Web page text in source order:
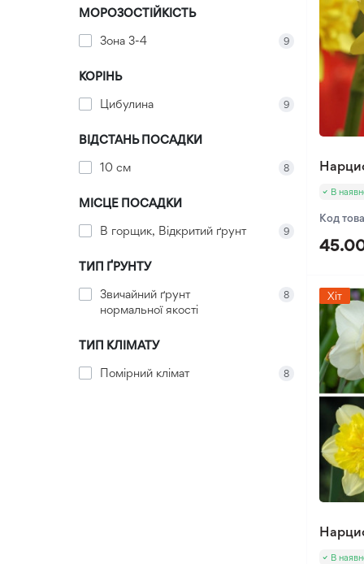
Глоріоза
Канна
Оксалис
Такка
Еукоміс
Фрезія
МОРОЗОСТІЙКІСТЬ
Зона 3-4
9
КОРІНЬ
Цибулина
9
ВІДСТАНЬ ПОСАДКИ
10 см
8
МІСЦЕ ПОСАДКИ
В горщик, Відкритий ґрунт
9
ТИП ҐРУНТУ
Звичайний ґрунт
нормальної якості
8
ТИП КЛІМАТУ
Помірний клімат
8
В
Код
Хіт
В